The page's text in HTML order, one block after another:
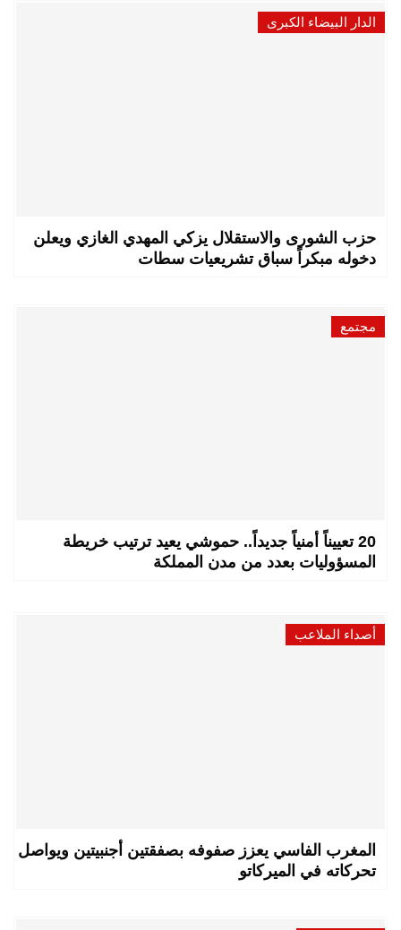
الدار البيضاء الكبرى
حزب الشورى والاستقلال يزكي المهدي الغازي ويعلن
دخوله مبكراً سباق تشريعيات سطات
مجتمع
20 تعييناً أمنياً جديداً.. حموشي يعيد ترتيب خريطة
المسؤوليات بعدد من مدن المملكة
أصداء الملاعب
المغرب الفاسي يعزز صفوفه بصفقتين أجنبيتين ويواصل
تحركاته في الميركاتو